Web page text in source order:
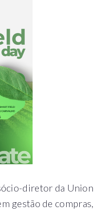
diretor da Union
gestão de compras,